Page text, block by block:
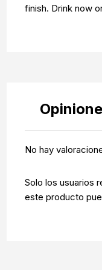
finish. Drink now
No hay
Solo los usuarios
este producto